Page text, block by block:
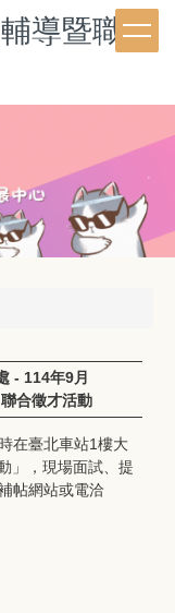
導暨職涯
- 114年9月
合徵才活動
在臺北車站1樓大
」，現場面試、提
帖網站或電洽